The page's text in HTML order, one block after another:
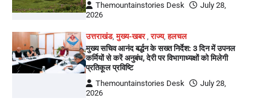
Themountainstories Desk
July 28,
2026
उत्तराखंड,मुख्य-खबर,राज्य,हलचल
मुख्य सचिव आनंद बर्द्धन के सख्त निर्देश: 3 दिन में उपनल
कर्मियों से करें अनुबंध, देरी पर विभागाध्यक्षों को मिलेगी
प्रतिकूल प्रविष्टि
Themountainstories Desk
July 28,
2026